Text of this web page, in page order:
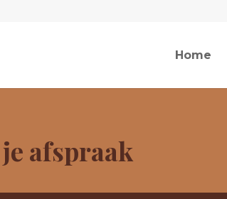
Home
afspraak